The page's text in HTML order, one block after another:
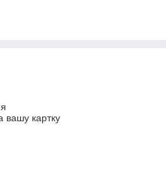
вашу картку